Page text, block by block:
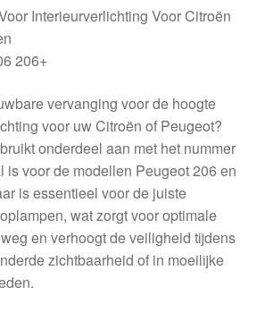
Interieurverlichting Voor Citroën
206+
vervanging voor de hoogte
voor uw Citroën of Peugeot?
onderdeel aan met het nummer
is voor de modellen Peugeot 206 en
is essentieel voor de juiste
wat zorgt voor optimale
en verhoogt de veiligheid tijdens
zichtbaarheid of in moeilijke